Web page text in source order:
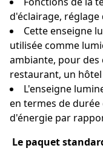
d'éclairage, réglage
Cette enseigne
utilisée comme
ambiante, pour des
restaurant, un
L'enseigne
en termes de
d'énergie par
Le paquet